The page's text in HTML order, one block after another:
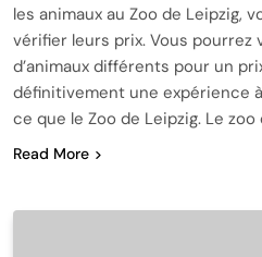
les animaux au Zoo de Leipzig,
vérifier leurs prix. Vous pourrez
d’animaux différents pour un
définitivement une expérience
ce que le Zoo de Leipzig. Le zoo
Read More